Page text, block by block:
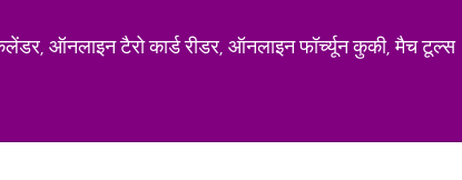
ऑनलाइन टैरो कार्ड रीडर, ऑनलाइन फॉर्च्यून कुकी, मैच टूल्स